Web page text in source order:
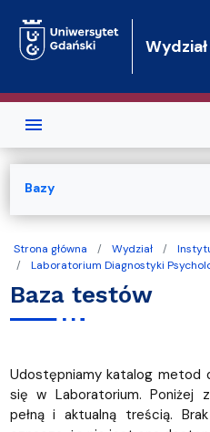
Strona główna Wydział
Laboratorium Diagnostyki
Baza testów
Udostępniamy katalog metod
się w Laboratorium. Poniżej
pełną i aktualną treścią.
Bazy